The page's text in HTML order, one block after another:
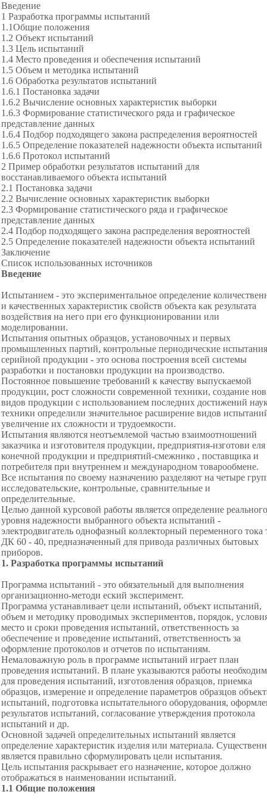
Введение
1 Разработка программы испытаний
1.1Общие положения
1.2 Объект испытаний
1.3 Цель испытаний
1.4 Место проведения и обеспечения испытаний
1.5 Объем и методика испытаний
1.6 Обработка результатов испытаний
1.6.1 Постановка задачи
1.6.2 Вычисление основных характеристик выборки
1.6.3 Формирование статистического ряда и графическое
представление данных
1.6.4 Подбор подходящего закона распределения вероятностей
1.6.5 Определение показателей надежности объекта испытаний
1.6.6 Протокол испытаний
2 Пример обработки результатов испытаний для
восстанавливаемого объекта испытаний
2.1 Постановка задачи
2.2 Вычисление основных характеристик выборки
2.3 Формирование статистического ряда и графическое
представление данных
2.4 Подбор подходящего закона распределения вероятностей
2.5 Определение показателей надежности объекта испытаний
Заключение
Список использованных источников
Введение
Испытанием - это экспериментальное определение
и качественных характеристик свойств объекта как результата
воздействия на него при его функционировании или
моделировании.
Испытания опытных образцов, установочных и первых
промышленных партий, контрольные периодические испытания
серийной продукции - это основа построения всей системы
разработки и постановки продукции на производство.
Постоянное повышение требований к качеству выпускаемой
продукции, рост сложности современной техники, создание
видов продукции с использованием последних достижений
техники определили значительное расширение видов
увеличение их сложности и трудоемкости.
Испытания являются неотъемлемой частью взаимоотношений
заказчика и изготовителя продукции, предприятия-изготови еля
конечной продукции и предприятий-смежнико , поставщика и
потребителя при внутреннем и международном товарообмене.
Все испытания по своему назначению разделяют на четыре
исследовательские, контрольные, сравнительные и
определительные.
Целью данной курсовой работы является определение реального
уровня надежности выбранного объекта испытаний -
электродвигатель однофазный коллекторный переменного тока
ДК 60 - 40, предназначенный для привода различных бытовых
приборов.
1. Разработка программы испытаний
Программа испытаний - это обязательный для выполнения
организационно-методи еский эксперимент.
Программа устанавливает цели испытаний, объект испытаний,
объем и методику проводимых экспериментов, порядок,
место и сроки проведения испытаний, ответственность за
обеспечение и проведение испытаний, ответственность за
оформление протоколов и отчетов по испытаниям.
Немаловажную роль в программе испытаний играет план
проведения испытаний. В плане указываются работы
для проведения испытаний, изготовления образцов, приемка
образцов, измерение и определение параметров образцов
испытаний, подготовка испытательного оборудования,
результатов испытаний, согласование утверждения протокола
испытаний и др.
Основной задачей определительных испытаний является
определение характеристик изделия или материала.
является правильно сформулировать цели испытания.
Цель испытания раскрывает его назначение, которое должно
отображаться в наименовании испытаний.
1.1 Общие положения